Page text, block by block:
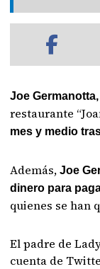
Joe
restaurante
mes y medio
Además, Joe
dinero para
quienes se han
El padre de
cuenta de